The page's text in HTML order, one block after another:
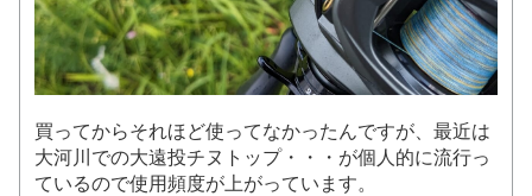
買ってからそれほど使ってなかったんですが、最近は
大河川での大遠投チヌトップ・・・が個人的に流行っ
ているので使用頻度が上がっています。